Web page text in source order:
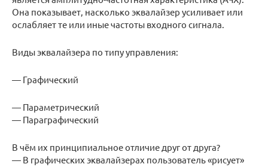
Она показывает, насколько эквалайзер усиливает или
ослабляет те или иные частоты входного сигнала.
Виды эквалайзера по типу управления:
— Графический
— Параметрический
— Параграфический
В чём их принципиальное отличие друг от друга?
— В графических эквалайзерах пользователь «рисует»